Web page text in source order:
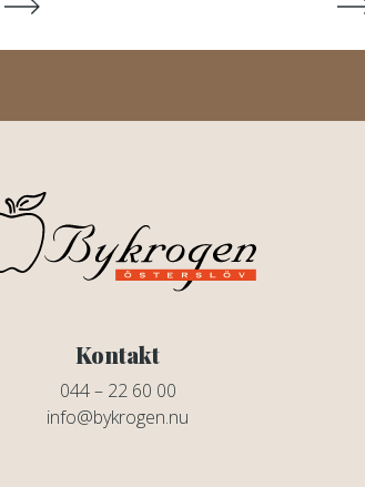
Kontakt
044 – 22 60 00
info@bykrogen.nu